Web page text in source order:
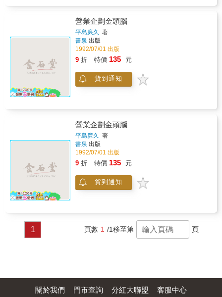
同，以及何時為使用的適當時機。 4. 重點摘要
整本書中，我們都提供重點摘要，使你有快捷
的參考明細可利用。
營業企劃金頭腦
平島廉久 著
書泉 出版
1992/07/01 出版
9 折 特價 135 元
貨到通知
營業企劃金頭腦
平島廉久 著
書泉 出版
1992/07/01 出版
9 折 特價 135 元
貨到通知
1 頁數 1 /1移至第 頁
關於我們 門市查詢 分紅大聯盟 客服中心